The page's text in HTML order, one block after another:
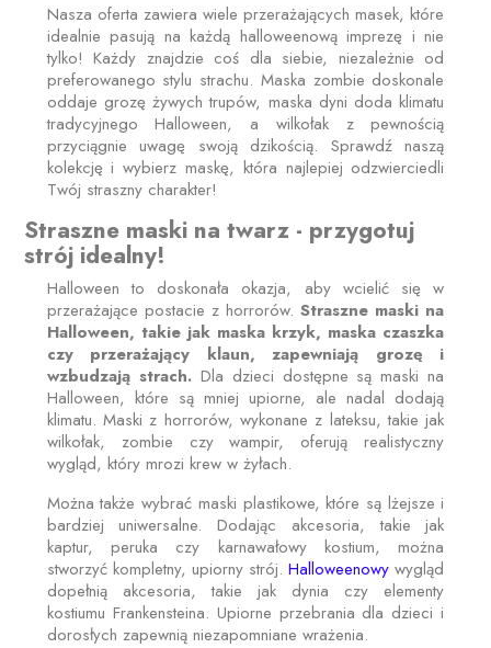
Nasza oferta zawiera wiele przerażających masek, które
idealnie pasują na każdą halloweenową imprezę i nie
tylko! Każdy znajdzie coś dla siebie, niezależnie od
preferowanego stylu strachu. Maska zombie doskonale
oddaje grozę żywych trupów, maska dyni doda klimatu
tradycyjnego Halloween, a wilkołak z pewnością
przyciągnie uwagę swoją dzikością. Sprawdź naszą
kolekcję i wybierz maskę, która najlepiej odzwierciedli
Twój straszny charakter!
Straszne maski na twarz - przygotuj
strój idealny!
Halloween to doskonała okazja, aby wcielić się w
przerażające postacie z horrorów.Straszne maski na
Halloween, takie jak maska krzyk, maska czaszka
czy przerażający klaun, zapewniają grozę i
wzbudzają strach.Dla dzieci dostępne są maski na
Halloween, które są mniej upiorne, ale nadal dodają
klimatu. Maski z horrorów, wykonane z lateksu, takie jak
wilkołak, zombie czy wampir, oferują realistyczny
wygląd, który mrozi krew w żyłach.
Można także wybrać maski plastikowe, które są lżejsze i
bardziej uniwersalne. Dodając akcesoria, takie jak
kaptur, peruka czy karnawałowy kostium, można
stworzyć kompletny, upiorny strój.Halloweenowy wygląd
dopełnią akcesoria, takie jak dynia czy elementy
kostiumu Frankensteina. Upiorne przebrania dla dzieci i
dorosłych zapewnią niezapomniane wrażenia.